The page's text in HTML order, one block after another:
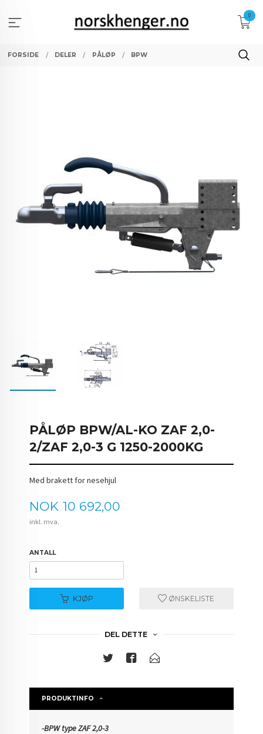
innholdet
0
FORSIDE DELER PÅLØP BPW
PÅLØP BPW/AL-KO ZAF 2,0-
2/ZAF 2,0-3 G 1250-2000KG
Med brakett for nesehjul
Pris
NOK 10 692,00
inkl. mva.
ANTALL
KJØP ØNSKELISTE
DEL DETTE
PRODUKTINFO
-BPW type ZAF 2,0-3